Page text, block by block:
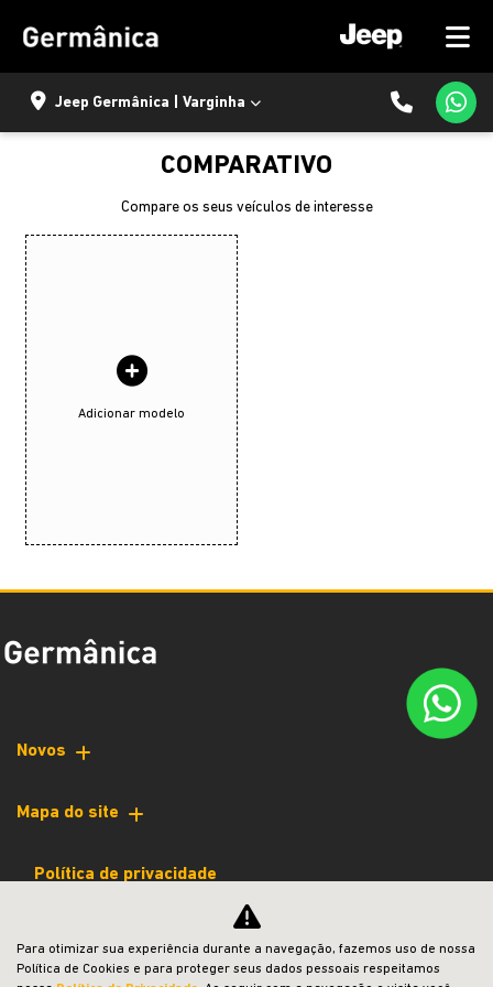
Jeep Germânica | Varginha
COMPARATIVO
Compare os seus veículos de interesse
Adicionar modelo
Novos
Mapa do site
Política de privacidade
JEEP VARGINHA
Para otimizar sua experiência durante a navegação, fazemos uso de nossa
Política de Cookies e para proteger seus dados pessoais respeitamos